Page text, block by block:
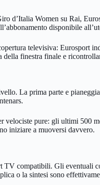
d’Italia Women su Rai,
disponibile
televisiva:
finestra finale e
La prima parte e
velociste pure: gli ultimi
iniziare a muoversi davvero.
TV compatibili. Gli
o la sintesi sono